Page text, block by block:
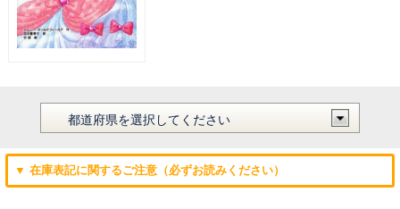
▼ 在庫表記に関するご注意（必ずお読みください）